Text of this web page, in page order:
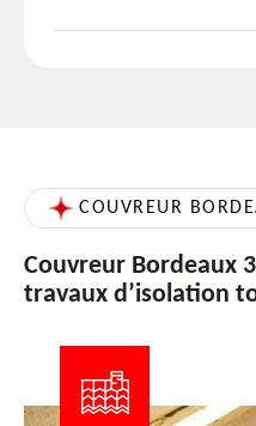
COUVREUR
Couvreur Bordeaux
travaux d’isolation